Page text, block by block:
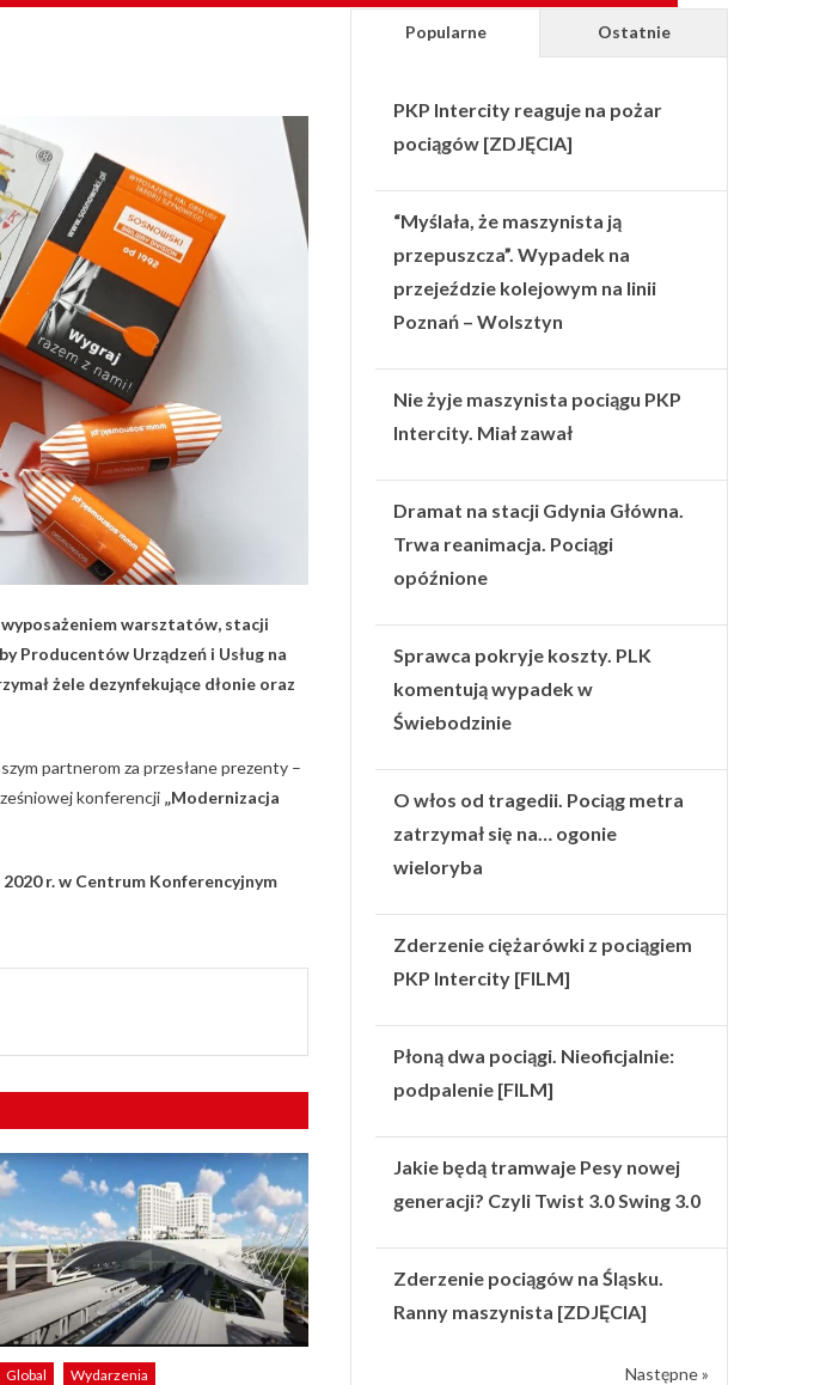
warsztatów, stacji
Producentów Urządzeń i Usług na
żele dezynfekujące dłonie oraz
partnerom za przesłane prezenty –
konferencji „Modernizacja
r. w Centrum Konferencyjnym
Global Wydarzenia
Popularne Ostatnie
PKP Intercity reaguje na pożar
pociągów [ZDJĘCIA]
“Myślała, że maszynista ją
przepuszcza”. Wypadek na
przejeździe kolejowym na linii
Poznań – Wolsztyn
Nie żyje maszynista pociągu PKP
Intercity. Miał zawał
Dramat na stacji Gdynia Główna.
Trwa reanimacja. Pociągi
opóźnione
Sprawca pokryje koszty. PLK
komentują wypadek w
Świebodzinie
O włos od tragedii. Pociąg metra
zatrzymał się na… ogonie
wieloryba
Zderzenie ciężarówki z pociągiem
PKP Intercity [FILM]
Płoną dwa pociągi. Nieoficjalnie:
podpalenie [FILM]
Jakie będą tramwaje Pesy nowej
generacji? Czyli Twist 3.0 Swing 3.0
Zderzenie pociągów na Śląsku.
Ranny maszynista [ZDJĘCIA]
Następne »